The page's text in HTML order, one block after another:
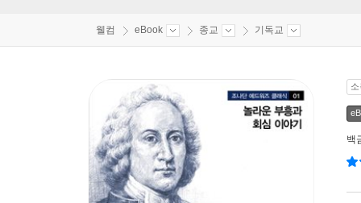
웰컴 eBook 종교 기독교
백